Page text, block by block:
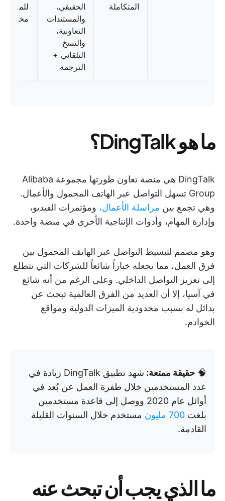
المتكاملة
الحقيقي،
والمستندات
التعاونية،
والنسخ
التلقائي +
الترجمة
مخصص
ما هو DingTalk؟
DingTalk هي منصة تعاون طورتها مجموعة Alibaba
Group تسهل التواصل عبر الهاتف المحمول والأعمال.
وهي تجمع بين مراسلة الأعمال، ومؤتمرات الفيديو،
وإدارة المهام، وأدوات الإنتاجية الأخرى في منصة واحدة.
وهو مصمم لتبسيط التواصل عبر الهاتف المحمول بين
فرق العمل، مما يجعله خياراً شائعاً للشركات التي تتطلع
إلى تعزيز التواصل الداخلي. وعلى الرغم من أنه شائع
في آسيا، إلا أن العديد من الفرق العالمية تبحث عن
بدائل له بسبب محدودية الميزات الدولية ومواقع
الخوادم.
🧠 حقيقة ممتعة:
شهد تطبيق DingTalk زيادة في
عدد المستخدمين خلال طفرة العمل عن بُعد في
أوائل عام 2020 ووصل إلى قاعدة مستخدمين
بلغت 700 مليون
مستخدم خلال السنوات القليلة
القادمة.
ما الذي يجب أن تبحث عنه